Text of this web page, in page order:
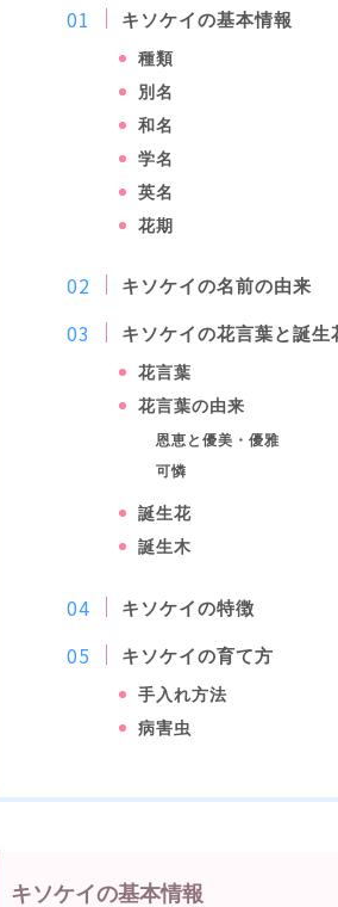
キソケイの基本情報
種類
別名
和名
学名
英名
花期
キソケイの名前の由来
キソケイの花言葉と誕生
花言葉
花言葉の由来
恩恵と優美・優雅
可憐
誕生花
誕生木
キソケイの特徴
キソケイの育て方
手入れ方法
病害虫
キソケイの基本情報